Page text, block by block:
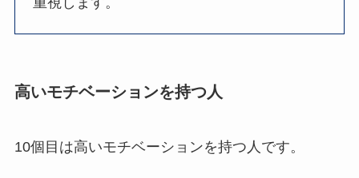
高いモチベーションを持つ人
10個目は高いモチベーションを持つ人です。